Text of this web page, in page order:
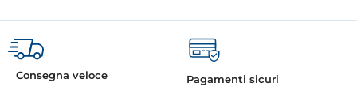
Consegna veloce Pagamenti sicuri